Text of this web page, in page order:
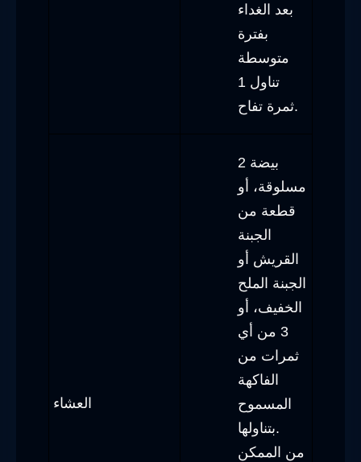
بعد الغداء
بفترة
متوسطة
تناول 1
ثمرة تفاح.
العشاء
2 بيضة
مسلوقة، أو
قطعة من
الجبنة
القريش أو
الجبنة الملح
الخفيف، أو
3 من أي
ثمرات من
الفاكهة
المسموح
بتناولها.
من الممكن